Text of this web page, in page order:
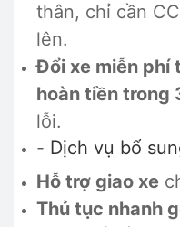
thân, chỉ cần
lên.
Đổi xe miễn phí
hoàn tiền trong
lỗi.
- Dịch vụ bổ
Hỗ trợ giao xe
Thủ tục nhanh